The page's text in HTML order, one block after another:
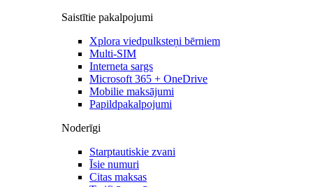
Saistītie pakalpojumi
Xplora viedpulksteņi bērniem
Multi-SIM
Interneta sargs
Microsoft 365 + OneDrive
Mobilie maksājumi
Papildpakalpojumi
Noderīgi
Starptautiskie zvani
Īsie numuri
Citas maksas